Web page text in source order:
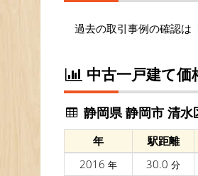
過去の取引事例の確認は
中古一戸建て価
静岡県 静岡市 清
年 駅距離
2016 年 30.0 分